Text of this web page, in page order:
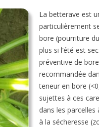
La betterave est
particulièrement
bore (pourriture
plus si l’été est
préventive de
recommandée
teneur en bore
sujettes à ces
dans les parcelles
à la sécheresse